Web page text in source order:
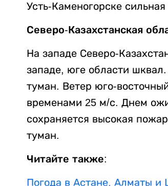
Усть-Каменогорске
Северо-Казахстанская
На западе Северо-
западе, юге области
туман. Ветер юго-
временами 25 м/с. Днем
сохраняется высокая
туман.
Читайте также:
Погода в Астане, Алматы